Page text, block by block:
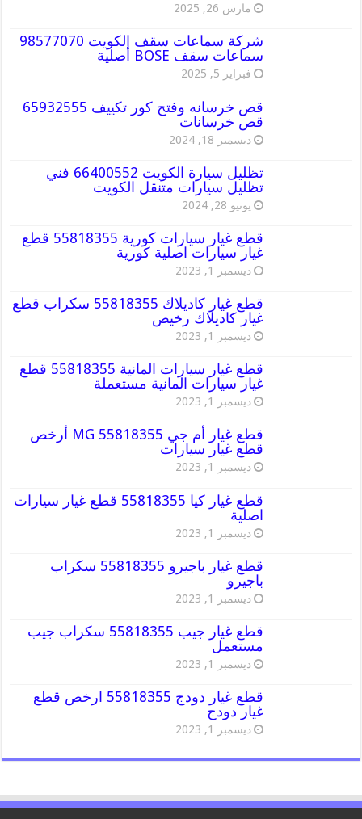
مارس 26, 2025
شركة سماعات سقف الكويت 98577070
سماعات سقف BOSE أصلية
فبراير 5, 2025
قص خرسانه وفتح كور تكييف 65932555
قص خرسانات
ديسمبر 18, 2024
تظليل سيارة الكويت 66400552 فني
تظليل سيارات متنقل الكويت
يونيو 28, 2024
قطع غيار سيارات كورية 55818355 قطع
غيار سيارات اصلية كورية
ديسمبر 1, 2023
قطع غيار كاديلاك 55818355 سكراب قطع
غيار كاديلاك رخيص
ديسمبر 1, 2023
قطع غيار سيارات المانية 55818355 قطع
غيار سيارات المانية مستعملة
ديسمبر 1, 2023
قطع غيار أم جي MG 55818355 أرخص
قطع غيار سيارات
ديسمبر 1, 2023
قطع غيار كيا 55818355 قطع غيار سيارات
اصلية
ديسمبر 1, 2023
قطع غيار باجيرو 55818355 سكراب
باجيرو
ديسمبر 1, 2023
قطع غيار جيب 55818355 سكراب جيب
مستعمل
ديسمبر 1, 2023
قطع غيار دودج 55818355 ارخص قطع
غيار دودج
ديسمبر 1, 2023